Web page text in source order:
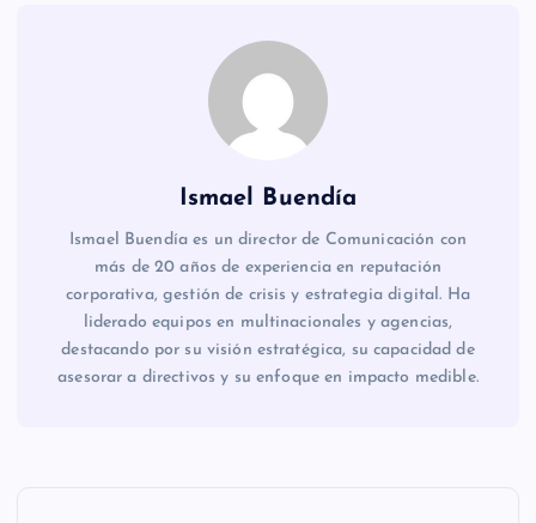
Ismael Buendía
Ismael Buendía es un director de Comunicación con
más de 20 años de experiencia en reputación
corporativa, gestión de crisis y estrategia digital. Ha
liderado equipos en multinacionales y agencias,
destacando por su visión estratégica, su capacidad de
asesorar a directivos y su enfoque en impacto medible.